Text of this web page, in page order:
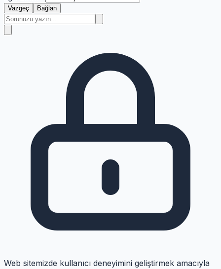
Vazgeç Bağlan
Web sitemizde kullanıcı deneyimini geliştirmek amacıyla